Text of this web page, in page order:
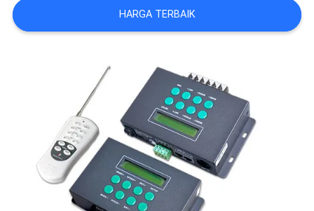
KEBIJAKAN
HARGA TERBAIK